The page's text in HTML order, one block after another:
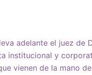
adelante el juez de
institucional y
vienen de la mano